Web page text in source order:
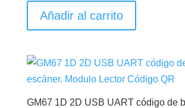
Añadir al carrito
GM67 1D 2D USB UART código de